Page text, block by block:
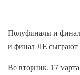
Полуфиналы и
и финал ЛЕ сыграют
Во вторник, 17